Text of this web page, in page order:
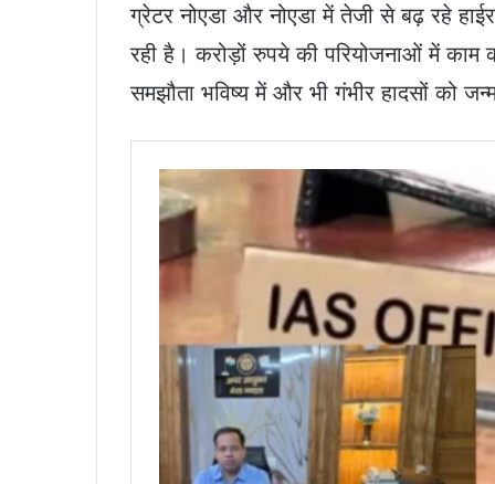
ग्रेटर नोएडा और नोएडा में तेजी से बढ़ रहे
रही है। करोड़ों रुपये की परियोजनाओं में काम
समझौता भविष्य में और भी गंभीर हादसों को